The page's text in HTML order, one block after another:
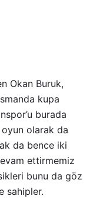
Okan Buruk,
kupa
burada
olarak da
da bence iki
ettirmemiz
bunu da göz
sahipler.